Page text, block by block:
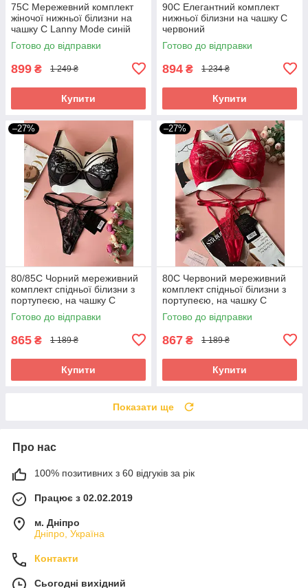
75С Мережевний комплект
жіночої нижньої білизни на
чашку С Lanny Mode синій
Готово до відправки
899 ₴ 1 249 ₴
Купити
90C Елегантний комплект
нижньої білизни на чашку C
червоний
Готово до відправки
894 ₴ 1 234 ₴
Купити
–27%
80/85C Чорний мереживний
комплект спідньої білизни з
портупеєю, на чашку С
Готово до відправки
865 ₴ 1 189 ₴
Купити
–27%
80C Червоний мереживний
комплект спідньої білизни з
портупеєю, на чашку С
Готово до відправки
867 ₴ 1 189 ₴
Купити
Показати ще
Про нас
100% позитивних з 60 відгуків за рік
Працює з 02.02.2019
м. Дніпро
Дніпро, Україна
Контакти
Сьогодні вихідний